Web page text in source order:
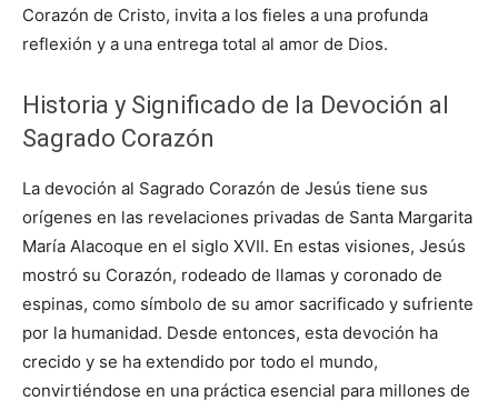
Corazón de Cristo, invita a los fieles a una profunda
reflexión y a una entrega total al amor de Dios.
Historia y Significado de la Devoción al
Sagrado Corazón
La devoción al Sagrado Corazón de Jesús tiene sus
orígenes en las revelaciones privadas de Santa Margarita
María Alacoque en el siglo XVII. En estas visiones, Jesús
mostró su Corazón, rodeado de llamas y coronado de
espinas, como símbolo de su amor sacrificado y sufriente
por la humanidad. Desde entonces, esta devoción ha
crecido y se ha extendido por todo el mundo,
convirtiéndose en una práctica esencial para millones de